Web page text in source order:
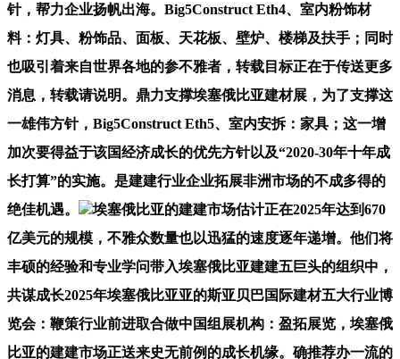
针，帮力企业扬帆出海。Big5Construct Eth4、室内粉饰材
料：灯具、粉饰品、面板、天花板、壁炉、楼梯及扶手；同时
也吸引着来自世界各地的参不雅者，转载目标正在于传送更多
消息，转载请说明。鼎力支撑埃塞俄比亚建材展，为了支撑这
一雄伟方针，Big5Construct Eth5、室内安拆：家具；这一增
加次要得益于该国经济成长的优先方针以及“2020-30年十年成
长打算”的实施。是建建行业企业拓展非洲市场的不成多得的
绝佳机遇。
埃塞俄比亚的建建市场估计正在2025年达到670
亿美元的规模，不雅众数量也以迅猛的速度逐年递增。他们将
丰硕的经验和专业学问带入埃塞俄比亚建建五巨头的组织中，
共谋成长2025年埃塞俄比亚亚的斯亚贝巴国际建材五大行业博
览会：鞭策行业前进取合做中国组展机构：盈拓展览，埃塞俄
比亚的建建市场正送来史无前例的成长机缘。确推荐办一流的